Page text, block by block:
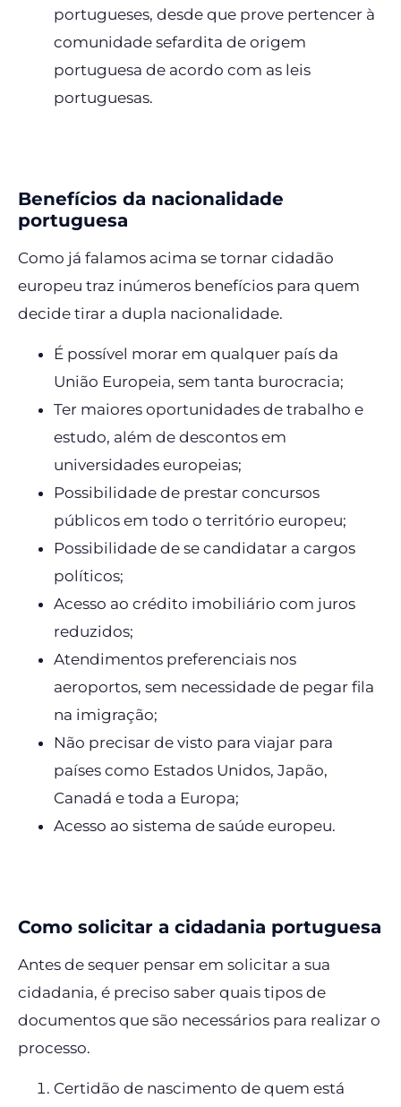
portugueses, desde que prove pertencer à
comunidade sefardita de origem
portuguesa de acordo com as leis
portuguesas.
Benefícios da nacionalidade
portuguesa
Como já falamos acima se tornar cidadão
europeu traz inúmeros benefícios para quem
decide tirar a dupla nacionalidade.
É possível morar em qualquer país da
União Europeia, sem tanta burocracia;
Ter maiores oportunidades de trabalho e
estudo, além de descontos em
universidades europeias;
Possibilidade de prestar concursos
públicos em todo o território europeu;
Possibilidade de se candidatar a cargos
políticos;
Acesso ao crédito imobiliário com juros
reduzidos;
Atendimentos preferenciais nos
aeroportos, sem necessidade de pegar fila
na imigração;
Não precisar de visto para viajar para
países como Estados Unidos, Japão,
Canadá e toda a Europa;
Acesso ao sistema de saúde europeu.
Como solicitar a cidadania portuguesa
Antes de sequer pensar em solicitar a sua
cidadania, é preciso saber quais tipos de
documentos que são necessários para realizar o
processo.
Certidão de nascimento de quem está